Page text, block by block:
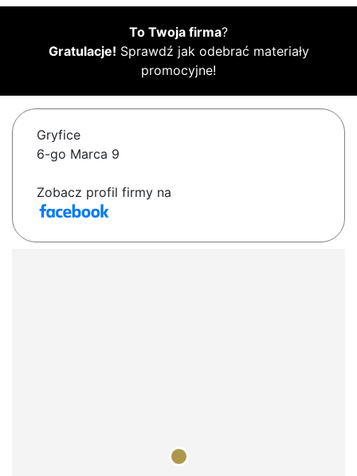
To Twoja firma?
Gratulacje! Sprawdź jak odebrać materiały
promocyjne!
Gryfice
6-go Marca 9
Zobacz profil firmy na